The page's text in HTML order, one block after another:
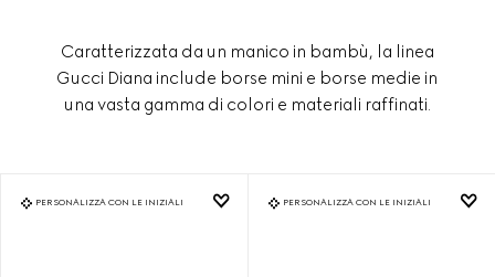
Caratterizzata da un manico in bambù, la linea
Gucci Diana include borse mini e borse medie in
una vasta gamma di colori e materiali raffinati.
PERSONALIZZA CON LE INIZIALI PERSONALIZZA CON LE INIZIALI